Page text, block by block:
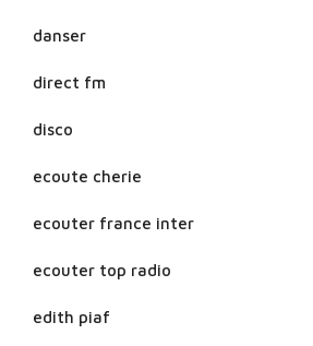
danser
direct fm
disco
ecoute cherie
ecouter france inter
ecouter top radio
edith piaf